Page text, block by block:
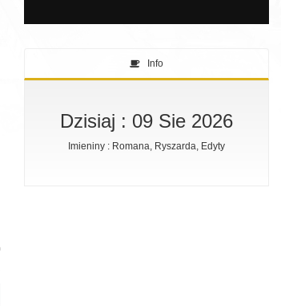
Info
Dzisiaj : 09 Sie 2026
Imieniny : Romana, Ryszarda, Edyty